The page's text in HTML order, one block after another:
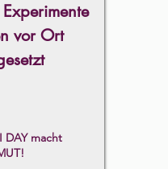
vor Ort
DAY macht